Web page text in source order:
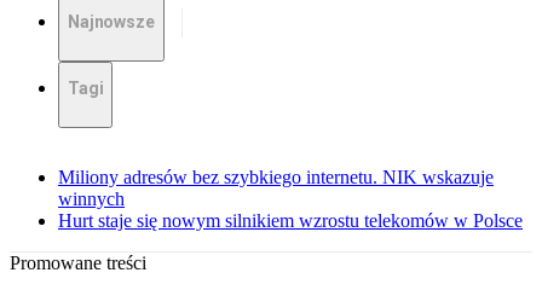
Najnowsze
Tagi
Miliony adresów bez szybkiego internetu. NIK wskazuje
winnych
Hurt staje się nowym silnikiem wzrostu telekomów w Polsce
Promowane treści